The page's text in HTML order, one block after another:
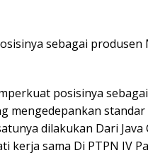
sebagai
posisinya
mengedepankan standar
dilakukan Dari Java
kerja sama Di PTPN IV